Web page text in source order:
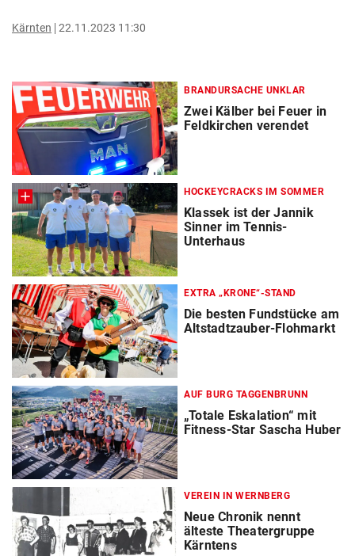
Kärnten 22.11.2023 11:30
BRANDURSACHE UNKLAR
Zwei Kälber bei Feuer in
Feldkirchen verendet
HOCKEYCRACKS IM SOMMER
Klassek ist der Jannik
Sinner im Tennis-
Unterhaus
EXTRA „KRONE“-STAND
Die besten Fundstücke am
Altstadtzauber-Flohmarkt
AUF BURG TAGGENBRUNN
„Totale Eskalation“ mit
Fitness-Star Sascha Huber
VEREIN IN WERNBERG
Neue Chronik nennt
älteste Theatergruppe
Kärntens